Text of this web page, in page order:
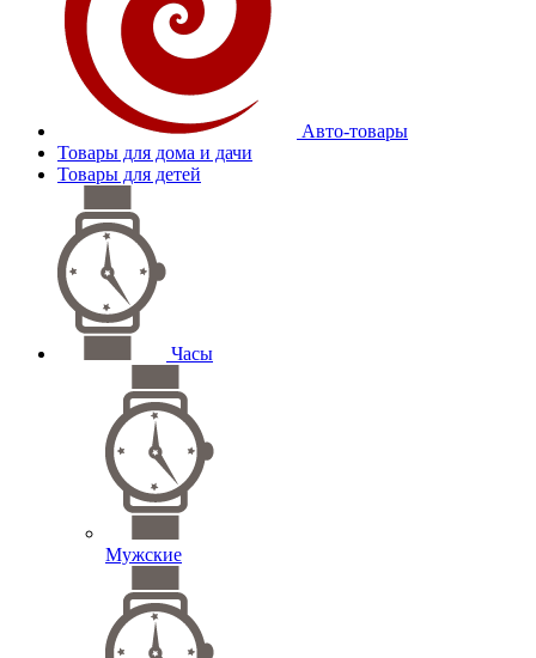
Авто-товары
Товары для дома и дачи
Товары для детей
Часы
Мужские